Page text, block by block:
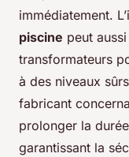
immédiatement.
piscine peut
transformateurs
à des niveaux
fabricant
prolonger la
garantissant la